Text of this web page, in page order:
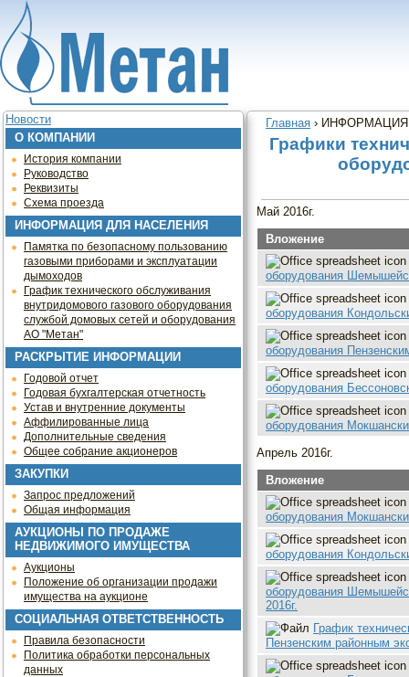
Jump to navigation
Новости
О КОМПАНИИ
История компании
Руководство
Реквизиты
Схема проезда
ИНФОРМАЦИЯ ДЛЯ НАСЕЛЕНИЯ
Памятка по безопасному пользованию
газовыми приборами и эксплуатации
дымоходов
График технического обслуживания
внутридомового газового оборудования
службой домовых сетей и оборудования
АО "Метан"
РАСКРЫТИЕ ИНФОРМАЦИИ
Годовой отчет
Годовая бухгалтерская отчетность
Устав и внутренние документы
Аффилированные лица
Дополнительные сведения
Общее собрание акционеров
ЗАКУПКИ
Запрос предложений
Общая информация
АУКЦИОНЫ ПО ПРОДАЖЕ
НЕДВИЖИМОГО ИМУЩЕСТВА
Аукционы
Положение об организации продажи
имущества на аукционе
СОЦИАЛЬНАЯ ОТВЕТСТВЕННОСТЬ
Правила безопасности
Политика обработки персональных
данных
Вы здесь
Главная ›
Графики
Май 2016г.
Вложение
оборудования
оборудования
оборудования
оборудования
оборудования
Апрель 2016г.
Вложение
оборудования
оборудования
оборудования
2016г.
График
Пензенским районным